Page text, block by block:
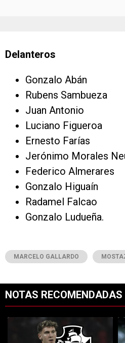
Delanteros
Gonzalo Abán
Rubens Sambueza
Juan Antonio
Luciano Figueroa
Ernesto Farías
Jerónimo Morales
Federico Almerares
Gonzalo Higuaín
Radamel Falcao
Gonzalo Ludueña.
MARCELO GALLARDO
NOTAS RECOMENDADAS
Un artículo de tendencia con el